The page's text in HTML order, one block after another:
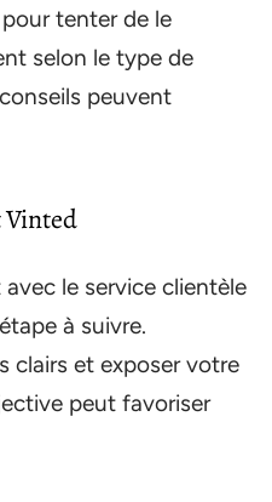
tenter de le
selon le type de
peuvent
Vinted
le service clientèle
à suivre.
clairs et exposer votre
peut favoriser